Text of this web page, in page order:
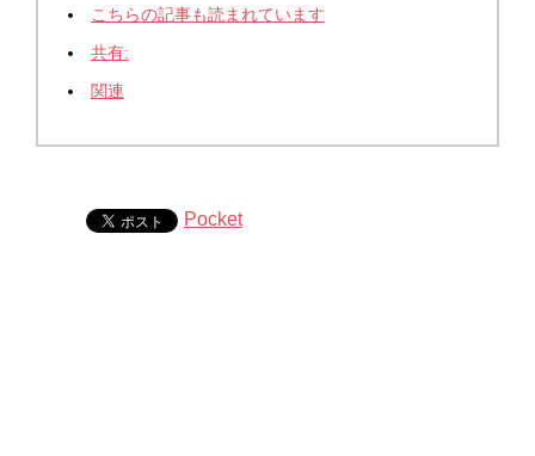
こちらの記事も読まれています
共有:
関連
Pocket